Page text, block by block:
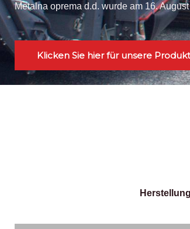
Metalna oprema d.d. wurde am 16.
Klicken Sie hier für unsere